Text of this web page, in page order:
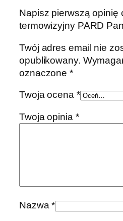
Napisz pierwszą opinię
termowizyjny PARD
Twój adres email nie
opublikowany.
oznaczone*
Twoja ocena *
Twoja opinia *
Nazwa*